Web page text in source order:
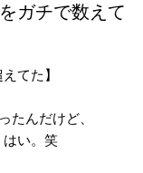
ガチで数えて
てた】
たんだけど、
い。笑